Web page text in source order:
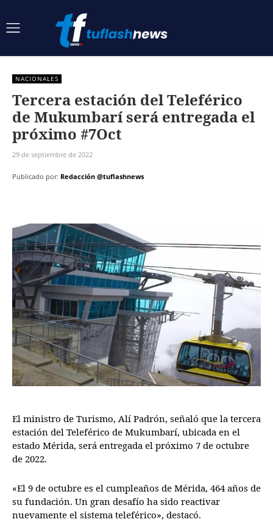
NACIONALES
Tercera estación del Teleférico
de Mukumbarí será entregada el
próximo #7Oct
29 de septiembre de 2022
Publicado por: Redacción @tuflashnews
El ministro de Turismo, Alí Padrón, señaló que la tercera
estación del Teleférico de Mukumbarí, ubicada en el
estado Mérida, será entregada el próximo 7 de octubre
de 2022.
«El 9 de octubre es el cumpleaños de Mérida, 464 años de
su fundación. Un gran desafío ha sido reactivar
nuevamente el sistema teleférico», destacó.